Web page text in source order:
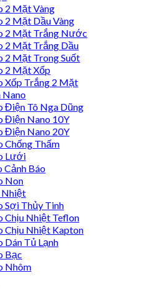
2 Mặt Vàng
2 Mặt Dầu Vàng
2 Mặt Trắng Nước
2 Mặt Trắng Dầu
2 Mặt Trong Suốt
2 Mặt Xốp
Xốp Trắng 2 Mặt
Nano
Điện Tô Nga Dũng
Điện Nano 10Y
Điện Nano 20Y
Chống Thấm
Lưới
Cảnh Báo
Non
Nhiệt
Sợi Thủy Tinh
Chịu Nhiệt Teflon
Chịu Nhiệt Kapton
Dán Tủ Lạnh
Bạc
Nhôm